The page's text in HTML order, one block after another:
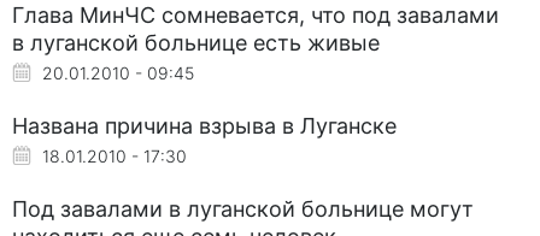
Глава МинЧС сомневается, что под завалами
в луганской больнице есть живые
20.01.2010 - 09:45
Названа причина взрыва в Луганске
18.01.2010 - 17:30
Под завалами в луганской больнице могут